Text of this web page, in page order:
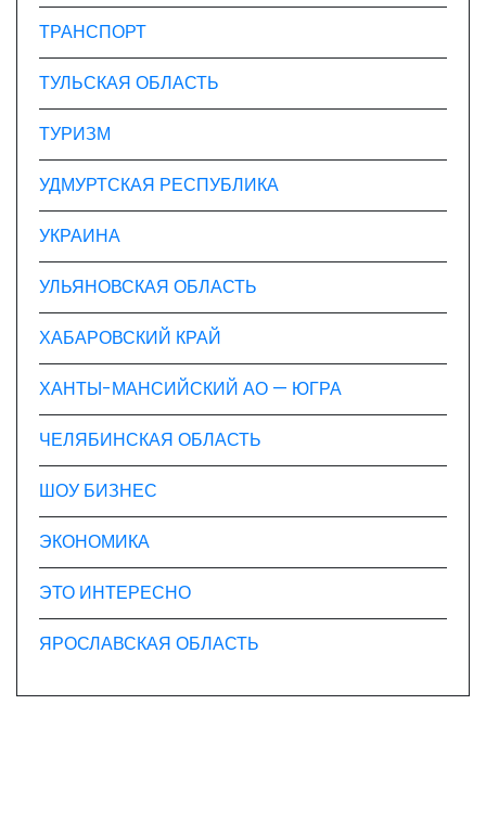
ТРАНСПОРТ
ТУЛЬСКАЯ ОБЛАСТЬ
ТУРИЗМ
УДМУРТСКАЯ РЕСПУБЛИКА
УКРАИНА
УЛЬЯНОВСКАЯ ОБЛАСТЬ
ХАБАРОВСКИЙ КРАЙ
ХАНТЫ-МАНСИЙСКИЙ АО — ЮГРА
ЧЕЛЯБИНСКАЯ ОБЛАСТЬ
ШОУ БИЗНЕС
ЭКОНОМИКА
ЭТО ИНТЕРЕСНО
ЯРОСЛАВСКАЯ ОБЛАСТЬ